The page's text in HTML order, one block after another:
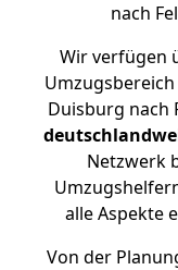
nach
Wir verfügen
Duisburg nach
Netzwerk
alle Aspekte
Von der